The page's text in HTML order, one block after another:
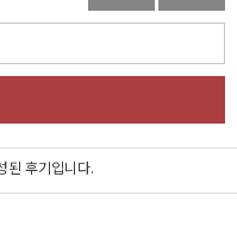
된 후기입니다.